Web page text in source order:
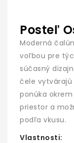
Posteľ
Moderná
voľbou pre
súčasný
čele vytvárajú
ponúka
priestor a
podľa vkusu.
Vlastnosti: